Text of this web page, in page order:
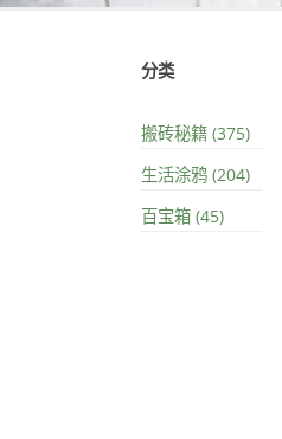
分类
搬砖秘籍 (375)
生活涂鸦 (204)
百宝箱 (45)